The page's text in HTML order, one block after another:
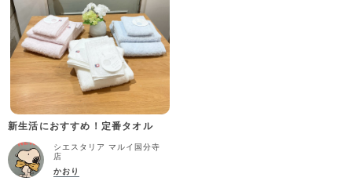
新生活におすすめ！定番タオル
シエスタリア マルイ国分寺
店
かおり